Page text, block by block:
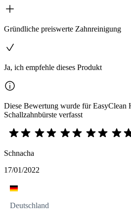
Gründliche preiswerte Zahnreinigung
Ja, ich empfehle dieses Produkt
Diese Bewertung wurde für EasyClean
Schallzahnbürste verfasst
Schnacha
17/01/2022
Deutschland